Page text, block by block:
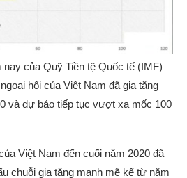
nay của Quỹ Tiền tệ Quốc tế (IMF)
hối của Việt Nam đã gia tăng
và dự báo tiếp tục vượt xa mốc 100
Việt Nam đến cuối năm 2020 đã
chuỗi gia tăng mạnh mẽ kể từ năm